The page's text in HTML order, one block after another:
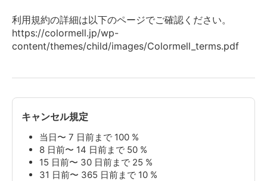
利用規約の詳細は以下のページでご確認ください。
https://colormell.jp/wp-
content/themes/child/images/Colormell_terms.pdf
キャンセル規定
当日〜 7 日前まで 100 %
8 日前〜 14 日前まで 50 %
15 日前〜 30 日前まで 25 %
31 日前〜 365 日前まで 10 %